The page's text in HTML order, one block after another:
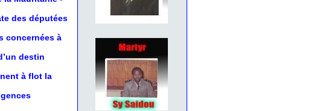
des députées
concernées à
destin
à flot la